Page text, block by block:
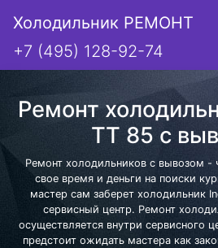
Холодильник РЕМОНТ
+7 (495) 128-92-74
Ремонт
TT 85 с
Ремонт холодильников с вывозом -
свое время и деньги на поиски
мастер сам заберет холодильник
сервисный центр. Ремонт
осуществляется внутри сервисного
предстоит ожидать мастера как